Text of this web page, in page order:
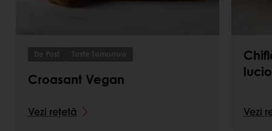
De Post Taste Tomorrow
Croasant Vegan
Vezi rețetă Vezi